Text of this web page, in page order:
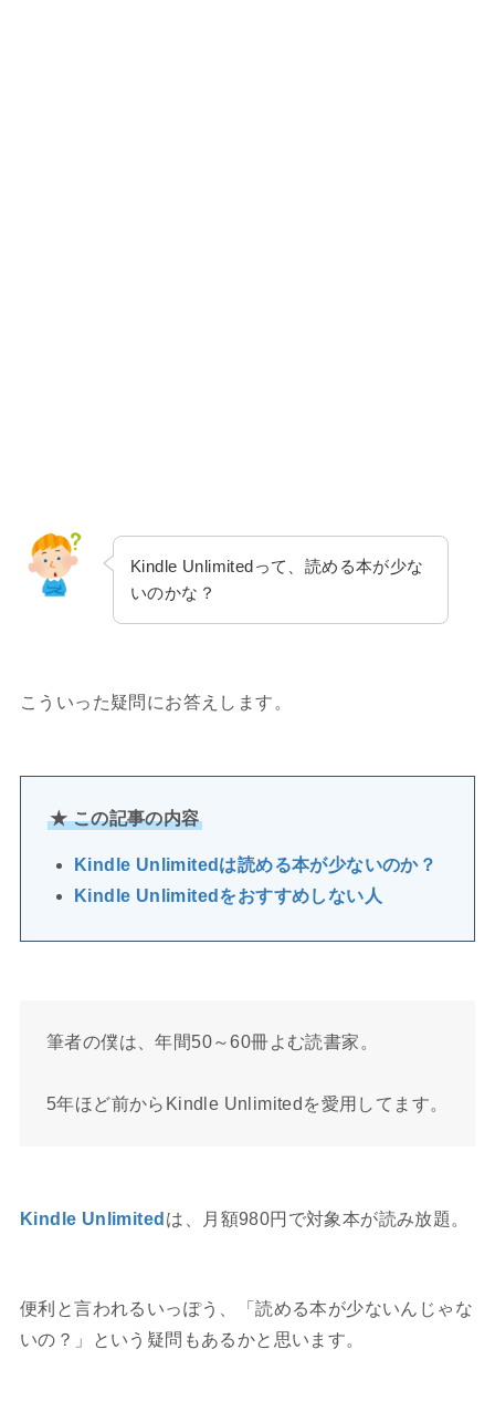
Kindle Unlimitedって、読める本が少な
いのかな？
こういった疑問にお答えします。
★ この記事の内容
Kindle Unlimitedは読める本が少ないのか？
Kindle Unlimitedをおすすめしない人
筆者の僕は、年間50～60冊よむ読書家。
5年ほど前からKindle Unlimitedを愛用してます。
Kindle Unlimited は、月額980円で対象本が読み放題。
便利と言われるいっぽう、「読める本が少ないんじゃな
いの？」という疑問もあるかと思います。